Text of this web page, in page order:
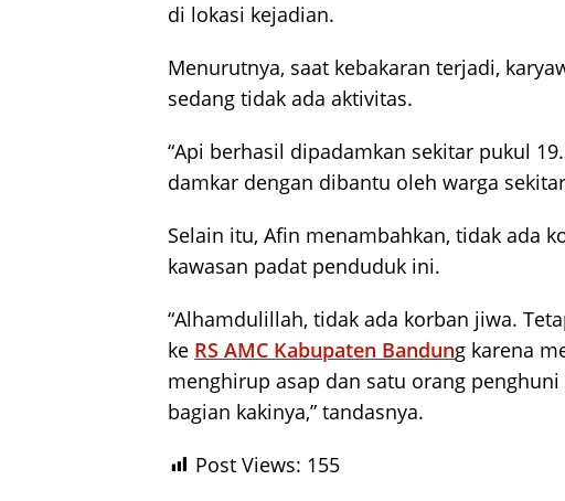
di lokasi kejadian.
Menurutnya, saat kebakaran terjadi,
sedang tidak ada aktivitas.
“Api berhasil dipadamkan sekitar pukul
damkar dengan dibantu oleh warga
Selain itu, Afin menambahkan, tidak ada
kawasan padat penduduk ini.
“Alhamdulillah, tidak ada korban jiwa.
ke RS AMC Kabupaten Bandung karena
menghirup asap dan satu orang
bagian kakinya,” tandasnya.
Post Views: 155